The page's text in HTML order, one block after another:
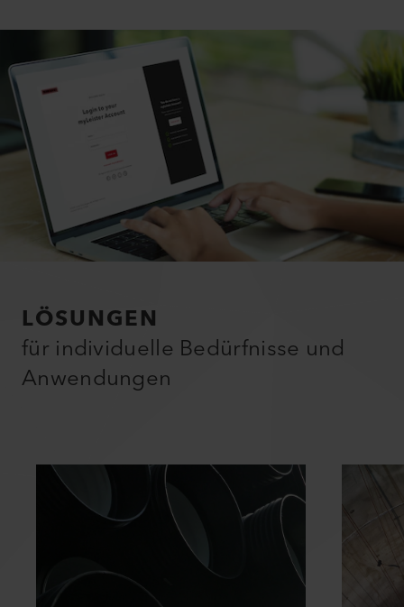
LÖSUNGEN
für individuelle Bedürfnisse und
Anwendungen